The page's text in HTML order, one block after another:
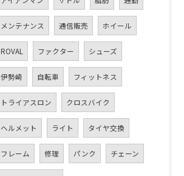
メンテナンス 通信販売 ホイール
ROVAL ファクター シューズ
伊勢崎 自転車 フィットネス
トライアスロン クロスバイク
ヘルメット ライト タイヤ交換
フレーム 修理 パンク チェーン
お問い合わせはこちら